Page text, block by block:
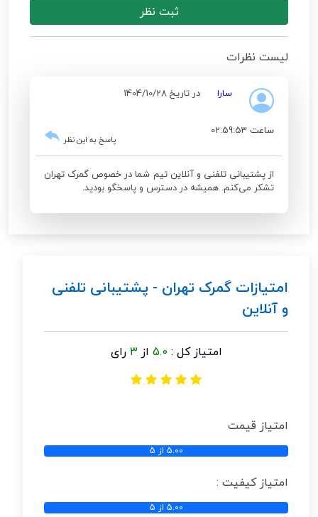
ثبت نظر
لیست نظرات
سارا در تاریخ 1404/10/28
ساعت 02:59:53
پاسخ به این نظر
از پشتیبانی تلفنی و آنلاین تیم شما در خصوص گمرک تهران
تشکر می‌کنم. همیشه در دسترس و پاسخگو بودید.
امتیازات گمرک تهران - پشتیبانی تلفنی
و آنلاین
امتیاز کل : 5.0 از3رای
امتیاز قیمت
5.00 از 5
امتیاز کیفیت :
5.00 از 5